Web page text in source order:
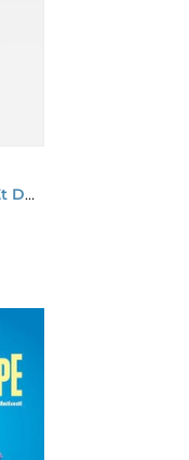
Micheline Presle Et Danielle Darrieux Chez Claude Autant-lara (1942-1954) : Images De Stars Et Fabrique Du Personnage